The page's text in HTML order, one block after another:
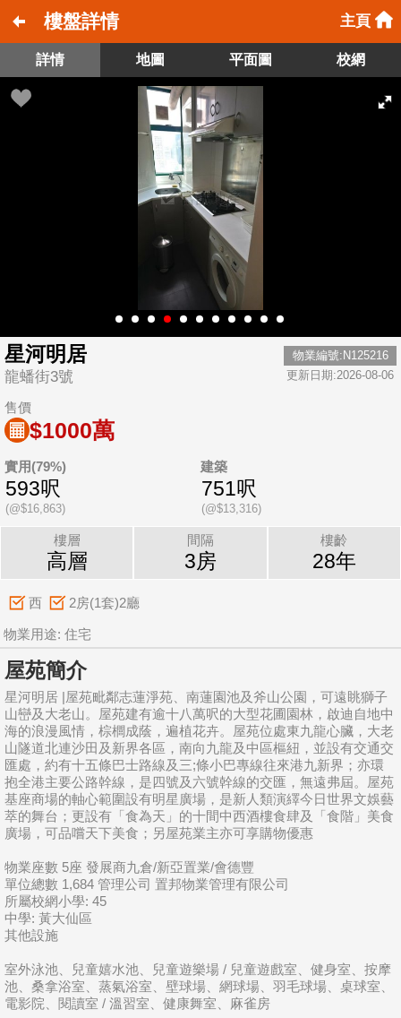
樓盤詳情 主頁
詳情 地圖 平面圖 校網
星河明居
龍蟠街3號
物業編號:N125216
更新日期:2026-08-06
售價
$1000萬
實用(79%)
593呎
(@$16,863)
建築
751呎
(@$13,316)
樓層
高層
間隔
3房
樓齡
28年
西 2房(1套)2廳
物業用途: 住宅
屋苑簡介
星河明居 |屋苑毗鄰志蓮淨苑、南蓮園池及斧山公園，可遠眺獅子
山巒及大老山。屋苑建有逾十八萬呎的大型花圃園林，啟迪自地中
海的浪漫風情，棕櫚成蔭，遍植花卉。屋苑位處東九龍心臟，大老
山隧道北連沙田及新界各區，南向九龍及中區樞紐，並設有交通交
匯處，約有十五條巴士路線及三;條小巴專線往來港九新界；亦環
抱全港主要公路幹線，是四號及六號幹線的交匯，無遠弗屆。屋苑
基座商場的軸心範圍設有明星廣場，是新人類演繹今日世界文娛藝
萃的舞台；更設有「食為天」的十間中西酒樓食肆及「食階」美食
廣場，可品嚐天下美食；另屋苑業主亦可享購物優惠
物業座數 5座 發展商九倉/新亞置業/會德豐
單位總數 1,684 管理公司 置邦物業管理有限公司
所屬校網小學: 45
中學: 黃大仙區
其他設施
室外泳池、兒童嬉水池、兒童遊樂場 / 兒童遊戲室、健身室、按摩
池、桑拿浴室、蒸氣浴室、壁球場、網球場、羽毛球場、桌球室、
電影院、閱讀室 / 溫習室、健康舞室、麻雀房